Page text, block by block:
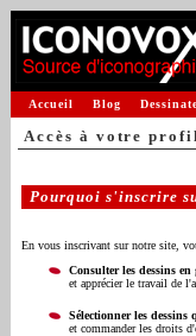
Accueil Blog
Accès à votre
Pourquoi s'inscrire
En vous inscrivant sur notre site,
Consulter les dessins
et apprécier le travail de
Sélectionner les dessins
et commander les droits